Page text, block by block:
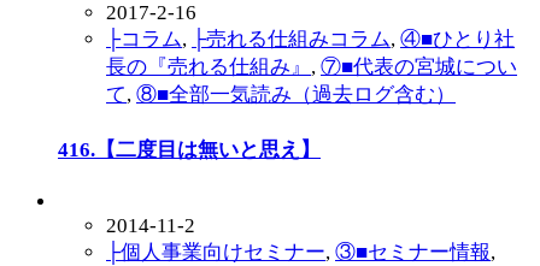
2017-2-16
├コラム, ├売れる仕組みコラム, ④■ひとり社
長の『売れる仕組み』 , ⑦■代表の宮城につい
て, ⑧■全部一気読み（過去ログ含む）
416.【二度目は無いと思え】
2014-11-2
├個人事業向けセミナー, ③■セミナー情報,